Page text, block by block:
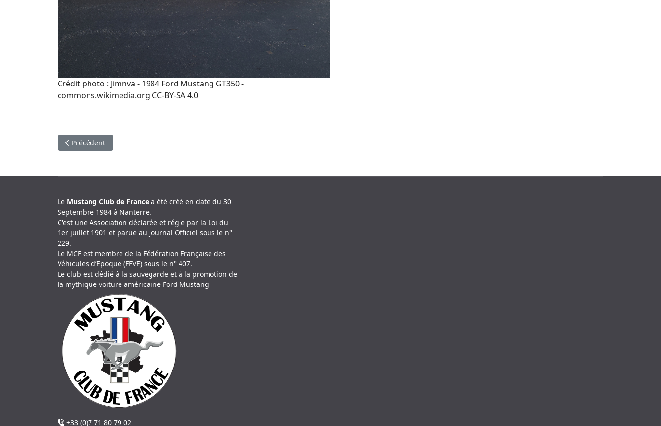
Crédit photo : Jimnva - 1984 Ford Mustang GT350 -
commons.wikimedia.org CC-BY-SA 4.0
Article précédent : Mustang gazeuse citronnée
Précédent
Le Mustang Club de France a été créé en date du 30
Septembre 1984 à Nanterre.
C'est une Association déclarée et régie par la Loi du
1er juillet 1901 et parue au Journal Officiel sous le n°
229.
Le MCF est membre de la Fédération Française des
Véhicules d’Epoque (FFVE) sous le n° 407.
Le club est dédié à la sauvegarde et à la promotion de
la mythique voiture américaine Ford Mustang.
+33 (0)7 71 80 79 02